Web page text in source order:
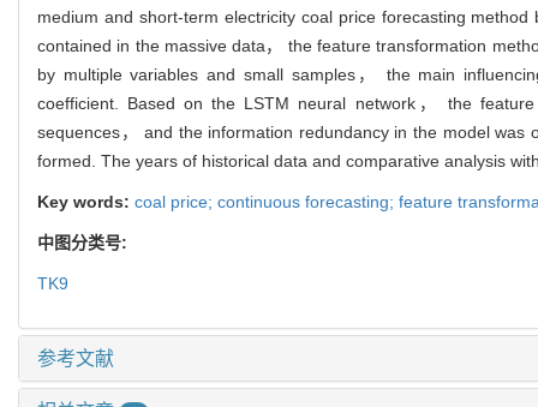
medium and short-term electricity coal price forecasting
contained in the massive data， the feature transformation
by multiple variables and small samples， the main
coefficient. Based on the LSTM neural network， the
sequences， and the information redundancy in the model
formed. The years of historical data and comparative analysis
Key words: coal price; continuous forecasting; feature
中图分类号:
TK9
参考文献